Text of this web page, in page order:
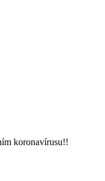
koronavírusu!!